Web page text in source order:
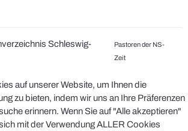
Schleswig-
Pastoren der NS-
Zeit
auf unserer Website, um Ihnen die
zu bieten, indem wir uns an Ihre Präferenzen
erinnern. Wenn Sie auf "Alle akzeptieren"
mit der Verwendung ALLER Cookies